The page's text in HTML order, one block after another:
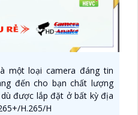
một loại camera đáng tin
đến cho bạn chất lượng
được lắp đặt ở bất kỳ địa
H.265/H